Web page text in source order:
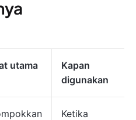
utama
Kapan
digunakan
Ketika